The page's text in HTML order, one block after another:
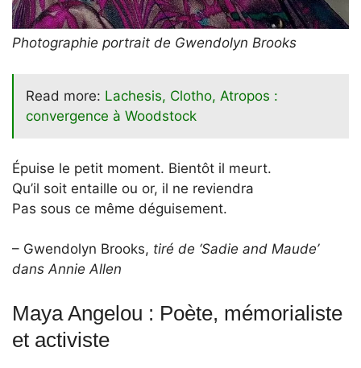
Photographie portrait de Gwendolyn Brooks
Read more: Lachesis, Clotho, Atropos :
convergence à Woodstock
Épuise le petit moment. Bientôt il meurt.
Qu’il soit entaille ou or, il ne reviendra
Pas sous ce même déguisement.
– Gwendolyn Brooks, tiré de ‘Sadie and Maude’
dans Annie Allen
Maya Angelou : Poète, mémorialiste
et activiste